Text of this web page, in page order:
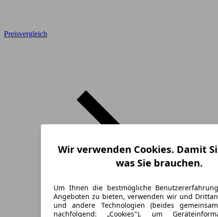
Wir verwenden Cookies. Damit
was Sie brauchen.
Um Ihnen die bestmögliche
Angeboten zu bieten, verwenden wir und
und andere Technologien (beides
nachfolgend: „Cookies"), um
Preisvergleich